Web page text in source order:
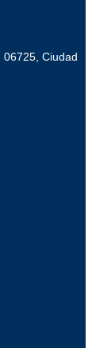
06725, Ciudad